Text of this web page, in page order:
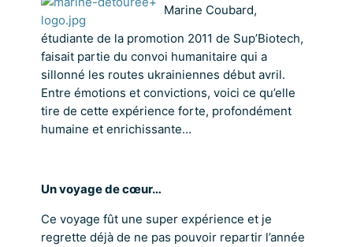
Marine Coubard,
étudiante de la promotion 2011 de Sup’Biotech,
faisait partie du convoi humanitaire qui a
sillonné les routes ukrainiennes début avril.
Entre émotions et convictions, voici ce qu’elle
tire de cette expérience forte, profondément
humaine et enrichissante…
Un voyage de cœur…
Ce voyage fût une super expérience et je
regrette déjà de ne pas pouvoir repartir l’année